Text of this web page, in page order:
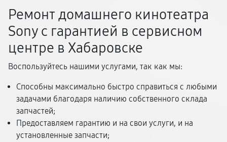
Ремонт домашнего кинотеатра
Sony с гарантией в сервисном
центре в Хабаровске
Воспользуйтесь нашими услугами, так как мы:
Способны максимально быстро справиться с любыми
задачами благодаря наличию собственного склада
запчастей;
Предоставляем гарантию и на свои услуги, и на
установленные запчасти;